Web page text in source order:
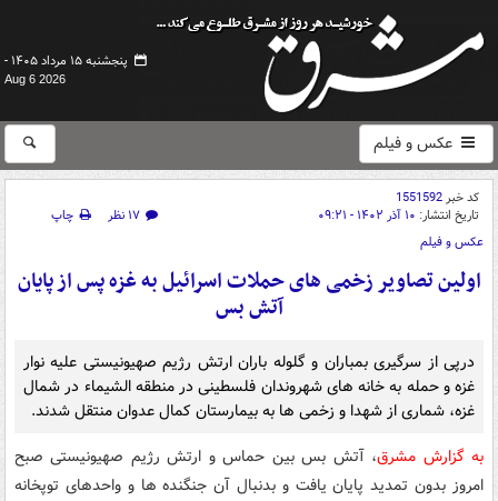
پنجشنبه ۱۵ مرداد ۱۴۰۵ -
Aug 6 2026
عکس و فیلم
کد خبر1551592
تاریخ انتشار: ۱۰ آذر ۱۴۰۲ - ۰۹:۲۱ ۱۷ نظر
چاپ
عکس و فیلم
اولین تصاویر زخمی های حملات اسرائیل به غزه پس از پایان
آتش بس
درپی از سرگیری بمباران و گلوله باران ارتش رژیم صهیونیستی علیه نوار
غزه و حمله به خانه های شهروندان فلسطینی در منطقه الشیماء در شمال
غزه، شماری از شهدا و زخمی ها به بیمارستان کمال عدوان منتقل شدند.
به گزارش مشرق، آتش بس بین حماس و ارتش رژیم صهیونیستی صبح
امروز بدون تمدید پایان یافت و بدنبال آن جنگنده ها و واحدهای توپخانه